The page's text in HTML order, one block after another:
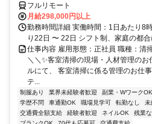
フルリモート
月給298,000円以上
勤務時間詳細 実働時間：1日あたり8
り22日 〜 22日 シフト制、家庭の都
仕事内容 雇用形態：正社員 職種：清
＼＼✨客室清掃の現場・人材管理の
ルにて、 客室清掃に係る管理のお仕
テ...
制服あり 業界未経験者歓迎 副業・WワークOK
学歴不問
車通勤OK 職場見学可 転勤なし 未
交通費全額支給
経験者歓迎 ネイルOK 残業な